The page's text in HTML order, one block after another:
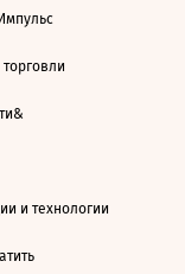
и технологии